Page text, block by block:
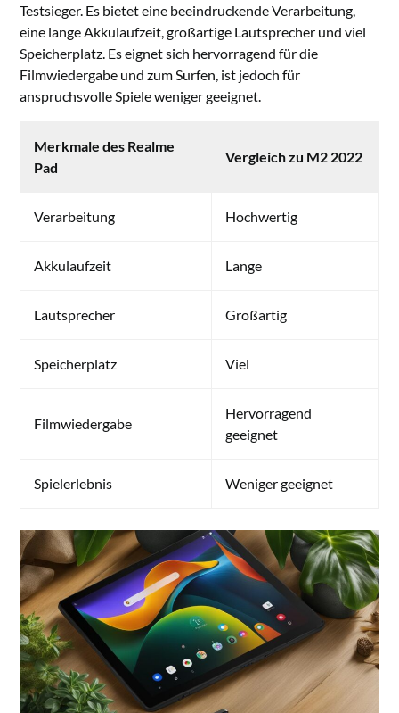
Testsieger. Es bietet eine beeindruckende Verarbeitung,
eine lange Akkulaufzeit, großartige Lautsprecher und viel
Speicherplatz. Es eignet sich hervorragend für die
Filmwiedergabe und zum Surfen, ist jedoch für
anspruchsvolle Spiele weniger geeignet.
Merkmale des Realme
Pad
Vergleich zu M2 2022
Verarbeitung Hochwertig
Akkulaufzeit Lange
Lautsprecher Großartig
Speicherplatz Viel
Filmwiedergabe
Hervorragend
geeignet
Spielerlebnis Weniger geeignet